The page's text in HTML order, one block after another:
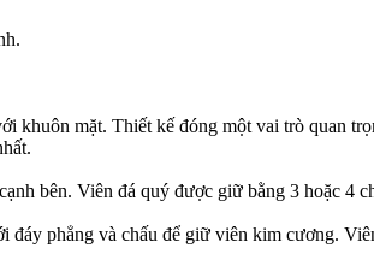
khuôn mặt. Thiết kế đóng một vai trò quan
bên. Viên đá quý được giữ bằng 3 hoặc 4
phẳng và chấu để giữ viên kim cương.